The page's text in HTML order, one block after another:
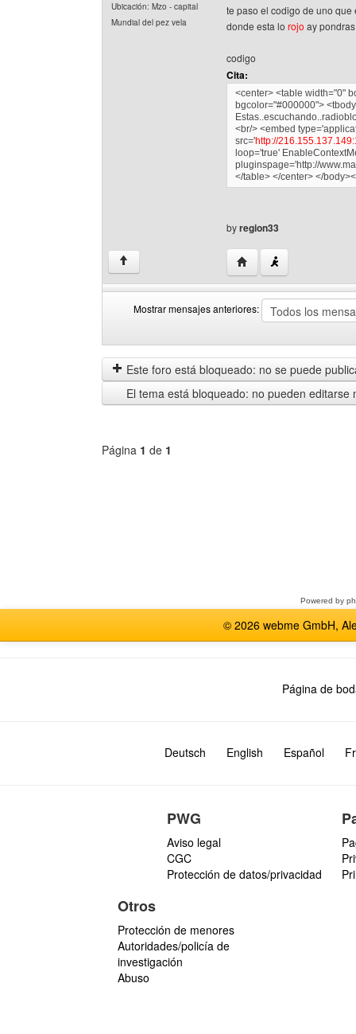
Ubicación: Mzo - capital
Mundial del pez vela
te paso el codigo de uno
donde esta lo rojo ay
codigo
Cita:
<center> <table width="0"
bgcolor="#000000">
<br/> <embed
src='http://
loop='true'
pluginspage='http://
</table> </center> </
byregion33
↑ Visitar sitio web del
Mostrar mensajes anteriores:
mensajes
anteriores
by
Este foro está bloqueado: no se puede
El tema está bloqueado: no pueden editarse
Página 1 de 1
Powered by
© 2026 webme GmbH,
Página de
Deutsch English Español
PWG
Aviso legal
CGC
Protección de datos/privacidad
Otros
Protección de menores
Autoridades/policía de
investigación
Abuso